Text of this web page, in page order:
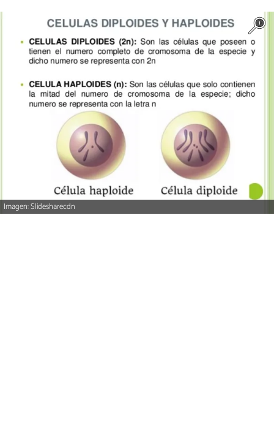
Imagen: Slidesharecdn